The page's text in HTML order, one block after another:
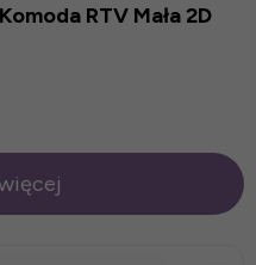
RTV Mała 2D